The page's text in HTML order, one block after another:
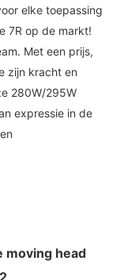
elke toepassing
7R op de markt!
Met een prijs,
zijn kracht en
280W/295W
expressie in de